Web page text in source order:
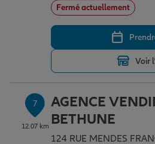
Fermé actuellement
Voir
7
12.07 km
AGENCE
BETHUNE
124 RUE MENDES